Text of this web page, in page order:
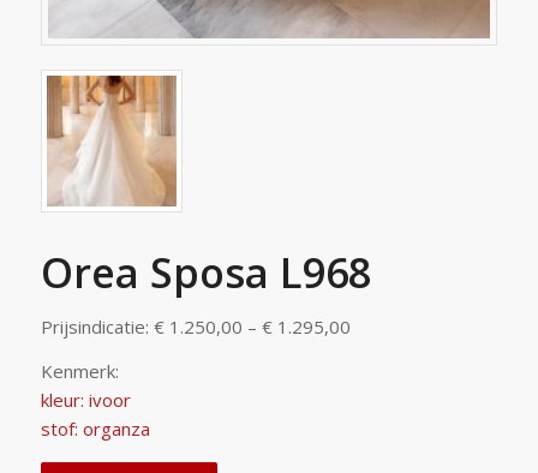
Orea Sposa L968
Prijsindicatie: € 1.250,00 – € 1.295,00
Kenmerk:
kleur: ivoor
stof: organza